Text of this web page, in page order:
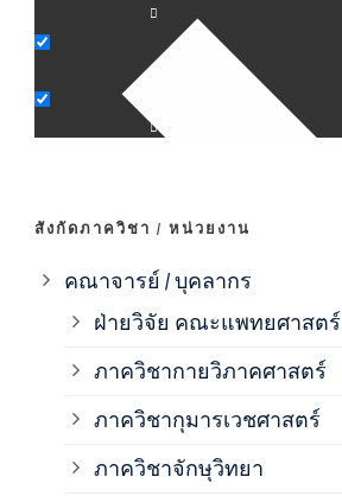
สังกัดภาควิชา / หน่วยงาน
คณาจารย์ / บุคลากร
ฝ่ายวิจัย คณะแพทยศาสตร์
ภาควิชากายวิภาคศาสตร์
ภาควิชากุมารเวชศาสตร์
ภาควิชาจักษุวิทยา